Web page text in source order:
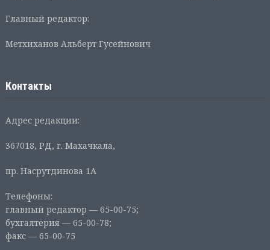
Главный редактор:
Метхиханов Альберт Гусейнович
Контакты
Адрес редакции:
367018, РД, г. Махачкала,
пр. Насрутдинова 1А
Телефоны:
главный редактор — 65-00-75;
бухгалтерия — 65-00-78;
факс — 65-00-75